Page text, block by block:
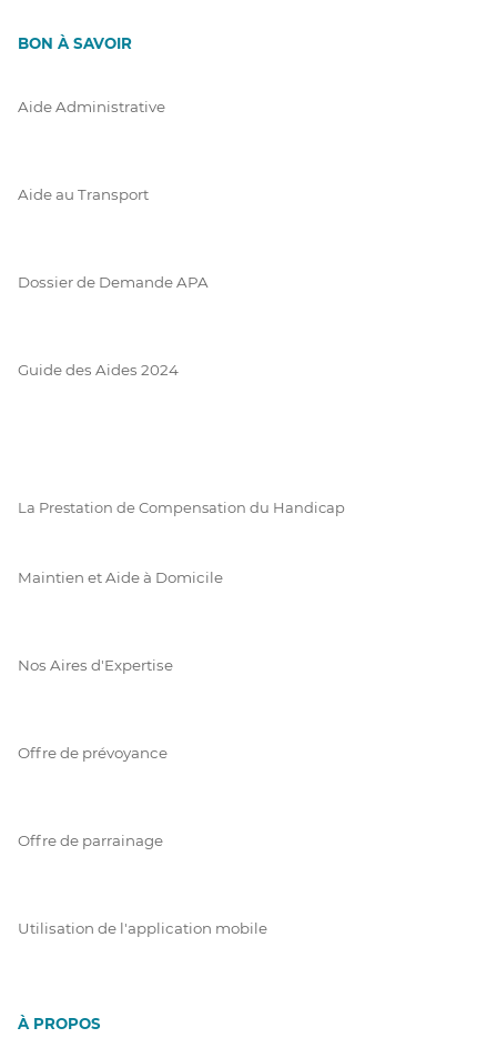
BON À SAVOIR
Aide Administrative
Aide au Transport
Dossier de Demande APA
Guide des Aides 2024
La Prestation de Compensation du Handicap
Maintien et Aide à Domicile
Nos Aires d'Expertise
Offre de prévoyance
Offre de parrainage
Utilisation de l'application mobile
À PROPOS